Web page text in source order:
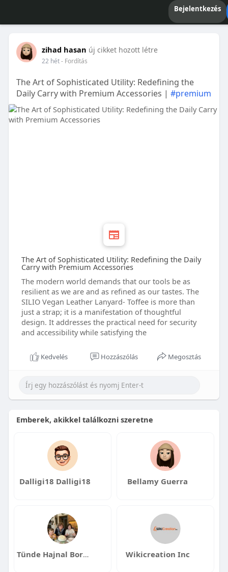
Bejelentkezés
zihad hasan új cikket hozott létre
22 hét- Fordítás
The Art of Sophisticated Utility: Redefining the
Daily Carry with Premium Accessories | #premium
The Art of Sophisticated Utility: Redefining the Daily
Carry with Premium Accessories
The modern world demands that our tools be as
resilient as we are and as refined as our tastes. The
SILIO Vegan Leather Lanyard- Toffee is more than
just a strap; it is a manifestation of thoughtful
design. It addresses the practical need for security
and accessibility while satisfying the
Kedvelés Hozzászólás Megosztás
Emberek, akikkel találkozni szeretne
Dalligi18 Dalligi18 Bellamy Guerra
Tünde Hajnal Borbély Wikicreation Inc